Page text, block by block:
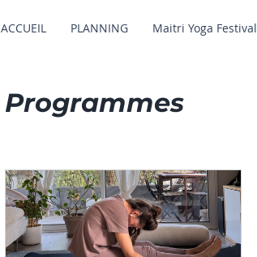
ACCUEIL PLANNING Maitri Yoga Festival
Programmes